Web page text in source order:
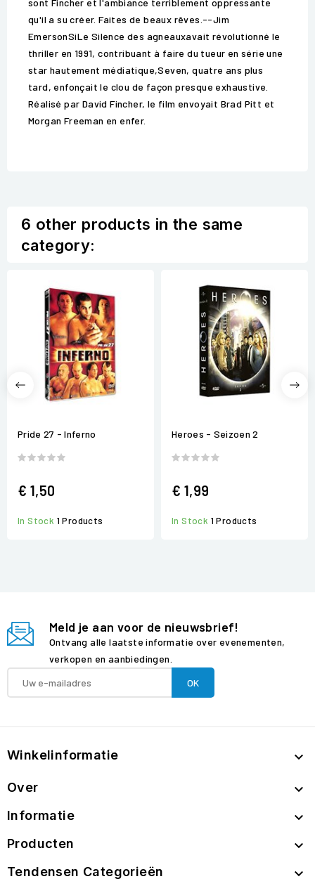
sont Fincher et l'ambiance terriblement oppressante
qu'il a su créer. Faites de beaux rêves.--Jim
EmersonSiLe Silence des agneauxavait révolutionné le
thriller en 1991, contribuant à faire du tueur en série une
star hautement médiatique,Seven, quatre ans plus
tard, enfonçait le clou de façon presque exhaustive.
Réalisé par David Fincher, le film envoyait Brad Pitt et
Morgan Freeman en enfer.
6 other products in the same
category:
Pride 27 - Inferno
€ 1,50
In Stock 1 Products
Heroes - Seizoen 2
€ 1,99
In Stock 1 Products
Meld je aan voor de nieuwsbrief!
Ontvang alle laatste informatie over evenementen,
verkopen en aanbiedingen.
Winkelinformatie 
Over 
Informatie 
Producten 
Tendensen Categorieën 